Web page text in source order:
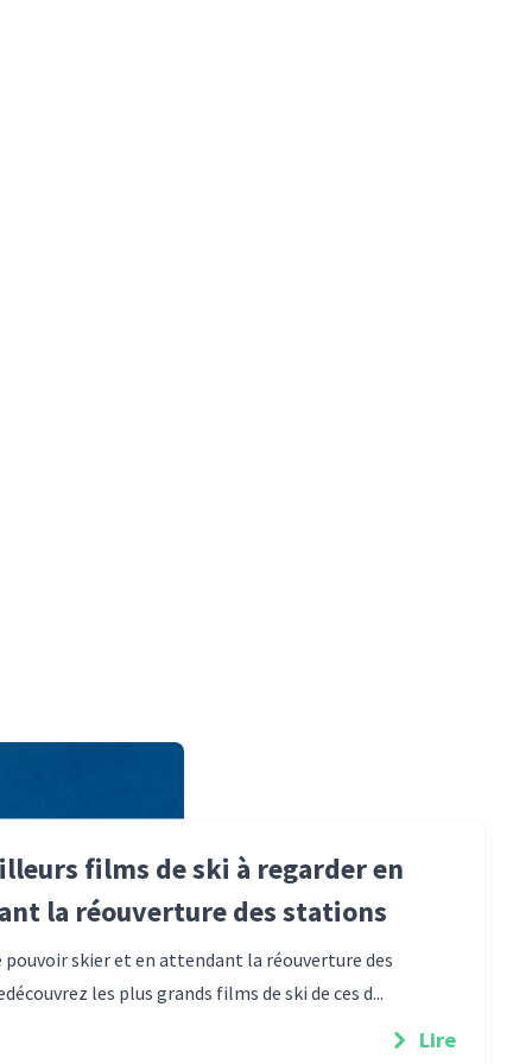
films de ski à regarder en
la réouverture des stations
pouvoir skier et en attendant la réouverture des
les plus grands films de ski de ces d...
Lire